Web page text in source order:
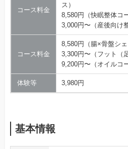
コース料金
ス）
8,580円（快眠整体コ
3,000円〜（産後向け
コース料金
8,580円（腸×骨盤シェ
3,300円〜（フット（
9,200円〜（オイルコ
体験等 3,980円
基本情報